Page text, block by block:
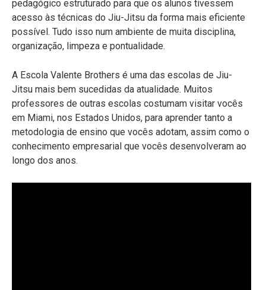
pedagógico estruturado para que os alunos tivessem
acesso às técnicas do Jiu-Jitsu da forma mais eficiente
possível. Tudo isso num ambiente de muita disciplina,
organização, limpeza e pontualidade.
A Escola Valente Brothers é uma das escolas de Jiu-
Jitsu mais bem sucedidas da atualidade. Muitos
professores de outras escolas costumam visitar vocês
em Miami, nos Estados Unidos, para aprender tanto a
metodologia de ensino que vocês adotam, assim como o
conhecimento empresarial que vocês desenvolveram ao
longo dos anos.